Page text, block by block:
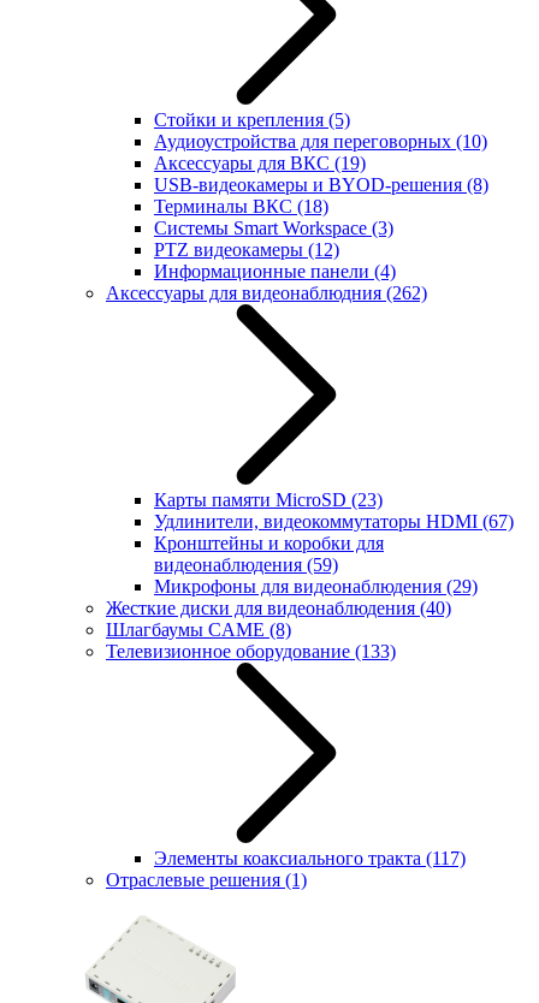
Стойки и крепления (5)
Аудиоустройства для переговорных (10)
Аксессуары для ВКС (19)
USB-видеокамеры и BYOD-решения (8)
Терминалы ВКС (18)
Системы Smart Workspace (3)
PTZ видеокамеры (12)
Информационные панели (4)
Аксессуары для видеонаблюдния (262)
Карты памяти MicroSD (23)
Удлинители, видеокоммутаторы HDMI (67)
Кронштейны и коробки для
видеонаблюдения (59)
Микрофоны для видеонаблюдения (29)
Жесткие диски для видеонаблюдения (40)
Шлагбаумы CAME (8)
Телевизионное оборудование (133)
Элементы коаксиального тракта (117)
Отраслевые решения (1)